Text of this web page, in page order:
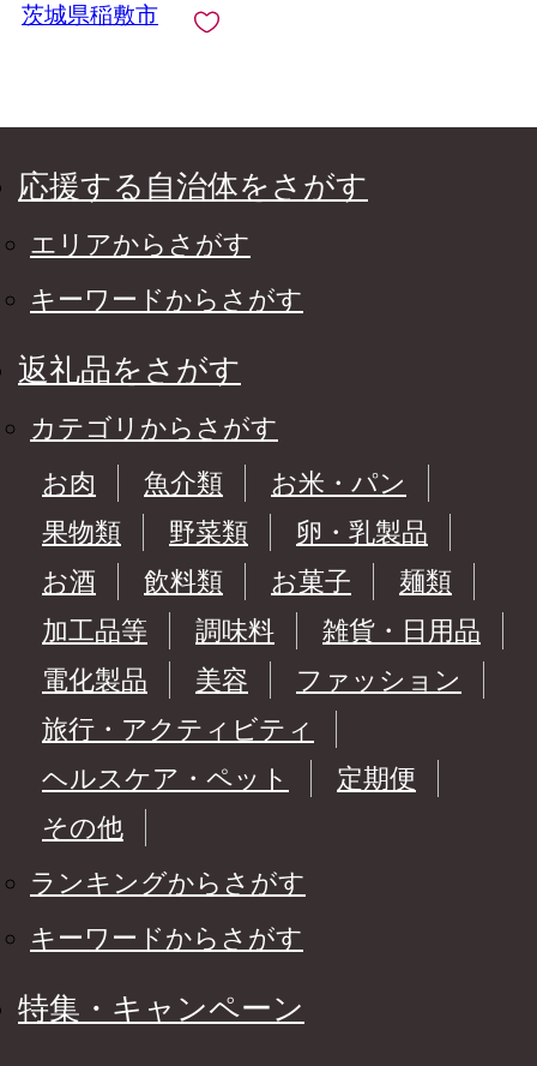
茨城県稲敷市
応援する自治体をさがす
エリアからさがす
キーワードからさがす
返礼品をさがす
カテゴリからさがす
お肉
魚介類
お米・パン
果物類
野菜類
卵・乳製品
お酒
飲料類 お菓子
麺類
加工品等
調味料
雑貨・日用品
電化製品
美容
ファッション
旅行・アクティビティ
ヘルスケア・ペット
定期便
その他
ランキングからさがす
キーワードからさがす
特集・キャンペーン